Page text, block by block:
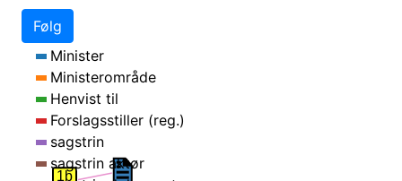
Følg
Minister
Ministerområde
Henvist til
Forslagsstiller (reg.)
sagstrin
sagstrin aktør